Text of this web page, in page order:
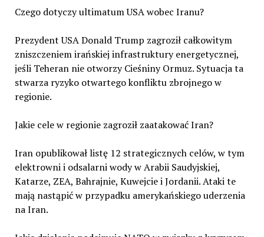
Czego dotyczy ultimatum USA wobec Iranu?
Prezydent USA Donald Trump zagroził całkowitym
zniszczeniem irańskiej infrastruktury energetycznej,
jeśli Teheran nie otworzy Cieśniny Ormuz. Sytuacja ta
stwarza ryzyko otwartego konfliktu zbrojnego w
regionie.
Jakie cele w regionie zagroził zaatakować Iran?
Iran opublikował listę 12 strategicznych celów, w tym
elektrowni i odsalarni wody w Arabii Saudyjskiej,
Katarze, ZEA, Bahrajnie, Kuwejcie i Jordanii. Ataki te
mają nastąpić w przypadku amerykańskiego uderzenia
na Iran.